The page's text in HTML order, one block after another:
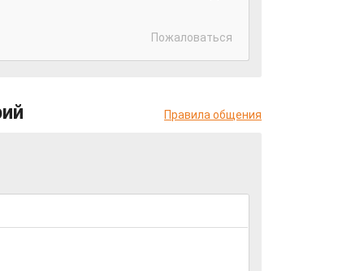
Пожаловаться
Правила общения